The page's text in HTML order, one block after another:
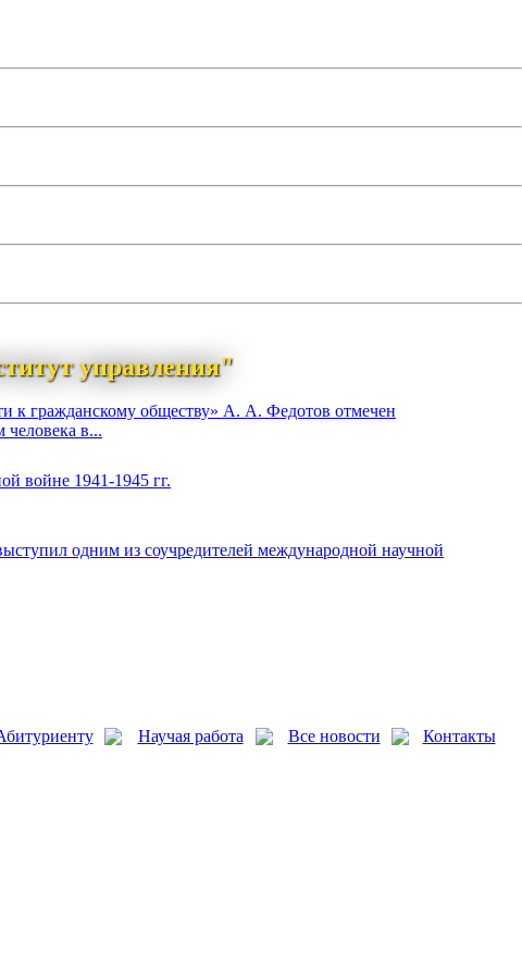
управления"
к гражданскому обществу» А. А. Федотов отмечен
в...
войне 1941-1945 гг.
одним из соучредителей международной научной
Научая работа Все новости Контакты